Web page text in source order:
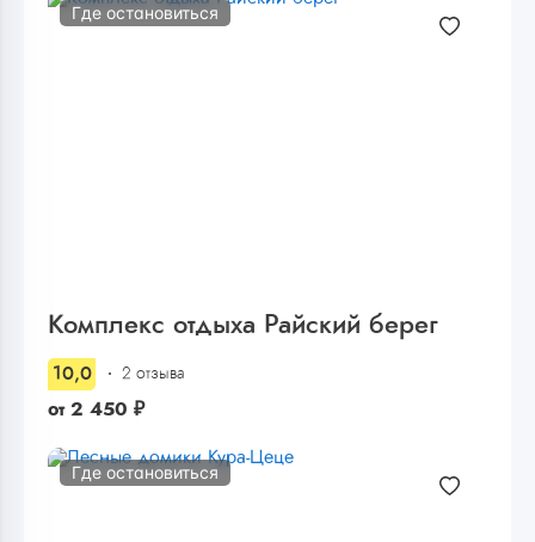
Где остановиться
Комплекс отдыха Райский берег
10,0 2 отзыва
от 2 450 ₽
Где остановиться